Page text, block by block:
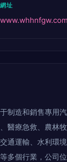
網址
制造和銷售專用
醫療急救、農林
通運輸、水利環
多個行業，公司